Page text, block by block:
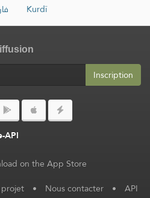
Kurdî
Inscription
API
• Nous contacter • API